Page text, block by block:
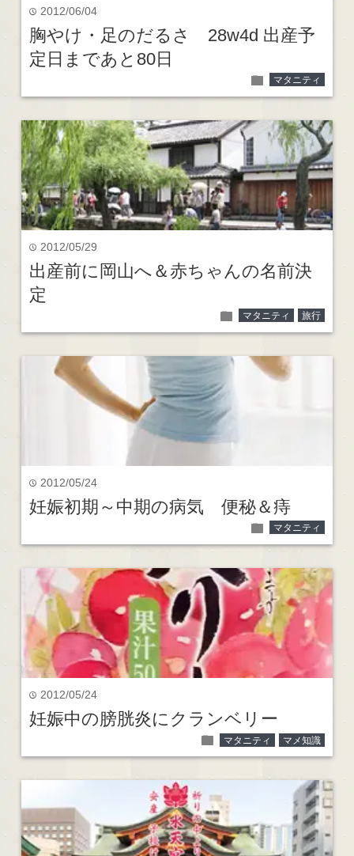
time 2012/06/04
胸やけ・足のだるさ 28w4d 出産予
定日まであと80日
folder マタニティ
time 2012/05/29
出産前に岡山へ＆赤ちゃんの名前決
定
folder マタニティ 旅行
time 2012/05/24
妊娠初期～中期の病気 便秘＆痔
folder マタニティ
time 2012/05/24
妊娠中の膀胱炎にクランベリー
folder マタニティ マメ知識